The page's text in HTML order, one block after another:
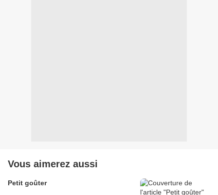
Vous aimerez aussi
Petit goûter